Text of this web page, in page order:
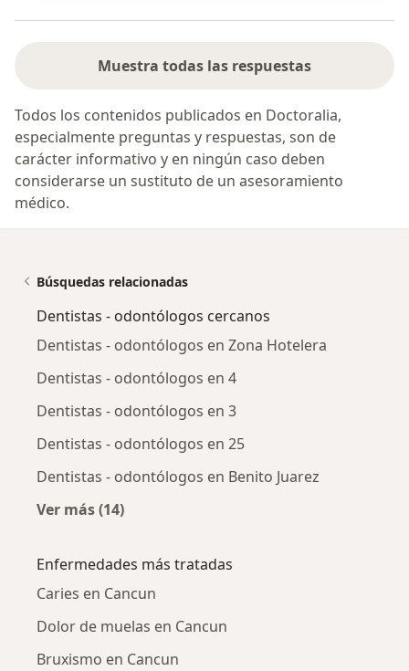
Muestra todas las respuestas
Todos los contenidos publicados en Doctoralia,
especialmente preguntas y respuestas, son de
carácter informativo y en ningún caso deben
considerarse un sustituto de un asesoramiento
médico.
Búsquedas relacionadas
Dentistas - odontólogos cercanos
Dentistas - odontólogos en Zona Hotelera
Dentistas - odontólogos en 4
Dentistas - odontólogos en 3
Dentistas - odontólogos en 25
Dentistas - odontólogos en Benito Juarez
Ver más (14)
Enfermedades más tratadas
Caries en Cancun
Dolor de muelas en Cancun
Bruxismo en Cancun